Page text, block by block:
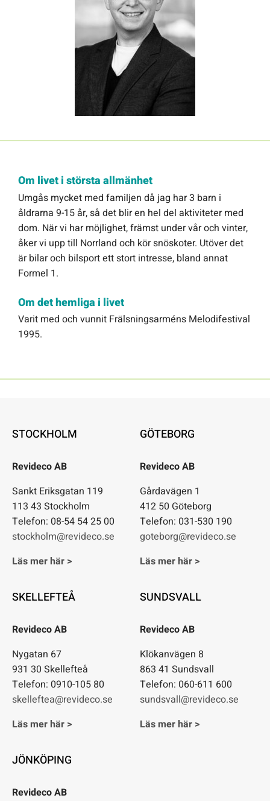
Om livet i största allmänhet
Umgås mycket med familjen då jag har 3 barn i
åldrarna 9-15 år, så det blir en hel del aktiviteter med
dom. När vi har möjlighet, främst under vår och vinter,
åker vi upp till Norrland och kör snöskoter. Utöver det
är bilar och bilsport ett stort intresse, bland annat
Formel 1.
Om det hemliga i livet
Varit med och vunnit Frälsningsarméns Melodifestival
1995.
STOCKHOLM
Revideco AB
Sankt Eriksgatan 119
113 43 Stockholm
Telefon: 08-54 54 25 00
stockholm@revideco.se
Läs mer här >
GÖTEBORG
Revideco AB
Gårdavägen 1
412 50 Göteborg
Telefon: 031-530 190
goteborg@revideco.se
Läs mer här >
SKELLEFTEÅ
Revideco AB
Nygatan 67
931 30 Skellefteå
Telefon: 0910-105 80
skelleftea@revideco.se
Läs mer här >
SUNDSVALL
Revideco AB
Klökanvägen 8
863 41 Sundsvall
Telefon: 060-611 600
sundsvall@revideco.se
Läs mer här >
JÖNKÖPING
Revideco AB